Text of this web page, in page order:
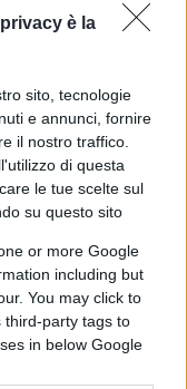
è la
sito, tecnologie
e annunci, fornire
il nostro traffico.
di questa
le tue scelte sul
su questo sito
or more Google
including but
You may click to
third-party tags to
in below Google
di vetture
il fenomeno è
il conto per i
salato. Gli
totale per
7,5 e i 15
europea